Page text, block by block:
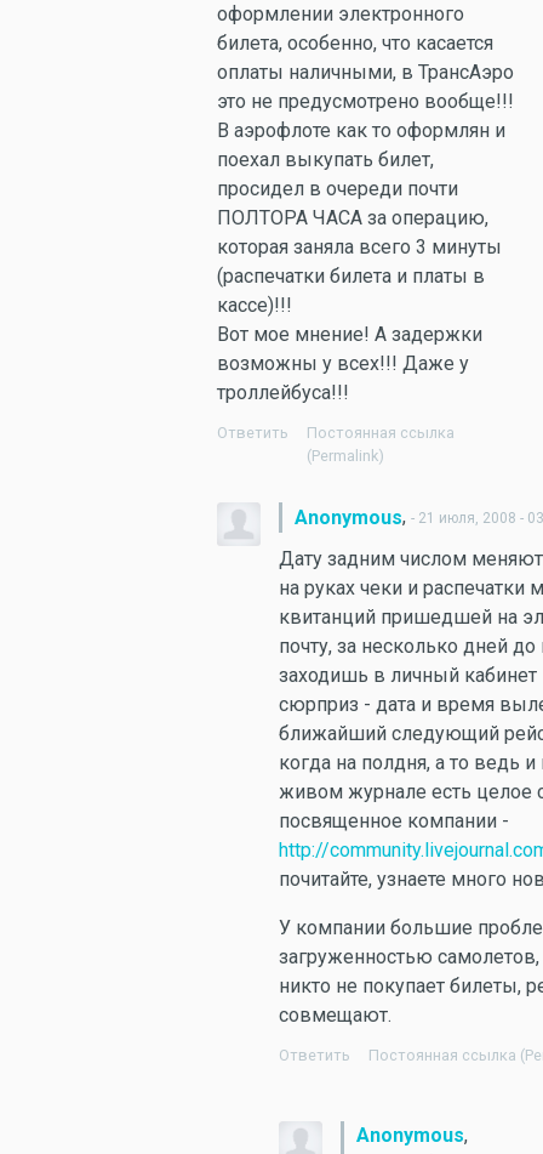
оформлении электронного
билета, особенно, что касается
оплаты наличными, в ТрансАэро
это не предусмотрено вообще!!!
В аэрофлоте как то оформлян и
поехал выкупать билет,
просидел в очереди почти
ПОЛТОРА ЧАСА за операцию,
которая заняла всего 3 минуты
(распечатки билета и платы в
кассе)!!!
Вот мое мнение! А задержки
возможны у всех!!! Даже у
троллейбуса!!!
Ответить
Постоянная ссылка
(Permalink)
Anonymous, - 21 июля, 2008 -
Дату задним числом
на руках чеки и распечатки
квитанций пришедшей на
почту, за несколько дней
заходишь в личный кабинет
сюрприз - дата и время
ближайший следующий
когда на полдня, а то ведь и
живом журнале есть целое
посвященное компании -
http://
почитайте, узнаете много
У компании большие
загруженностью
никто не покупает билеты,
совмещают.
Ответить Постоянная ссылка
Anonymous,